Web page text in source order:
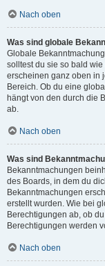
Nach oben
Was sind globale
Globale
solltest du sie so bald
erscheinen ganz oben in
Bereich. Ob du eine
hängt von den durch die
ab.
Nach oben
Was sind
Bekanntmachungen
des Boards, in dem du
Bekanntmachungen
erstellt wurden. Wie bei
Berechtigungen ab, ob
Berechtigungen werden
Nach oben